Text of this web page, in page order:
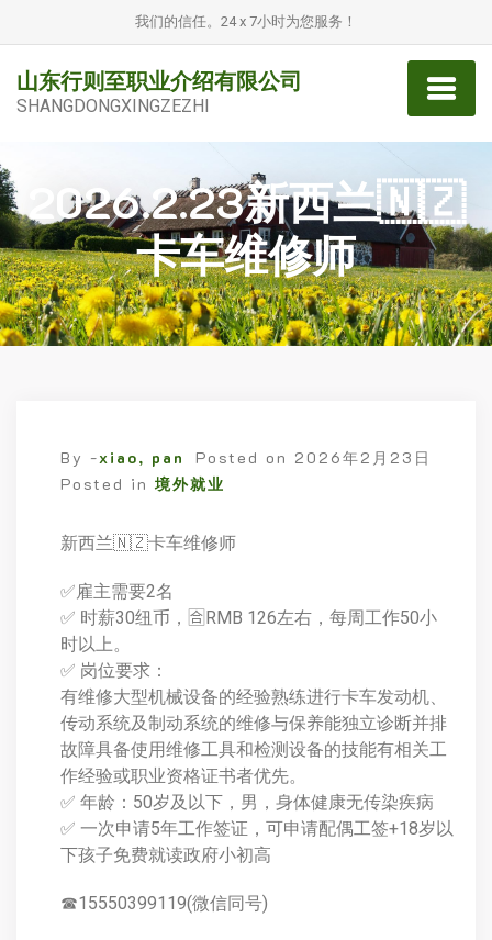
我们的信任。24 x 7小时为您服务！
山东行则至职业介绍有限公司
SHANGDONGXINGZEZHI
2026.2.23新西兰🇳🇿
卡车维修师
By -xiao, pan Posted on 2026年2月23日
Posted in 境外就业
新西兰🇳🇿卡车维修师
✅雇主需要2名
✅ 时薪30纽币，🈴RMB 126左右，每周工作50小
时以上。
✅ 岗位要求：
有维修大型机械设备的经验熟练进行卡车发动机、
传动系统及制动系统的维修与保养能独立诊断并排
故障具备使用维修工具和检测设备的技能有相关工
作经验或职业资格证书者优先。
✅ 年龄：50岁及以下，男，身体健康无传染疾病
✅ 一次申请5年工作签证，可申请配偶工签+18岁以
下孩子免费就读政府小初高
☎15550399119(微信同号)